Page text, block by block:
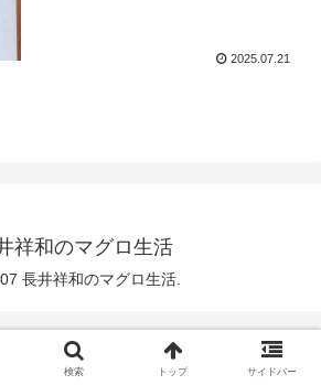
2025.07.21
祥和のマグロ生活
長井祥和のマグロ生活.
検索 トップ サイドバー